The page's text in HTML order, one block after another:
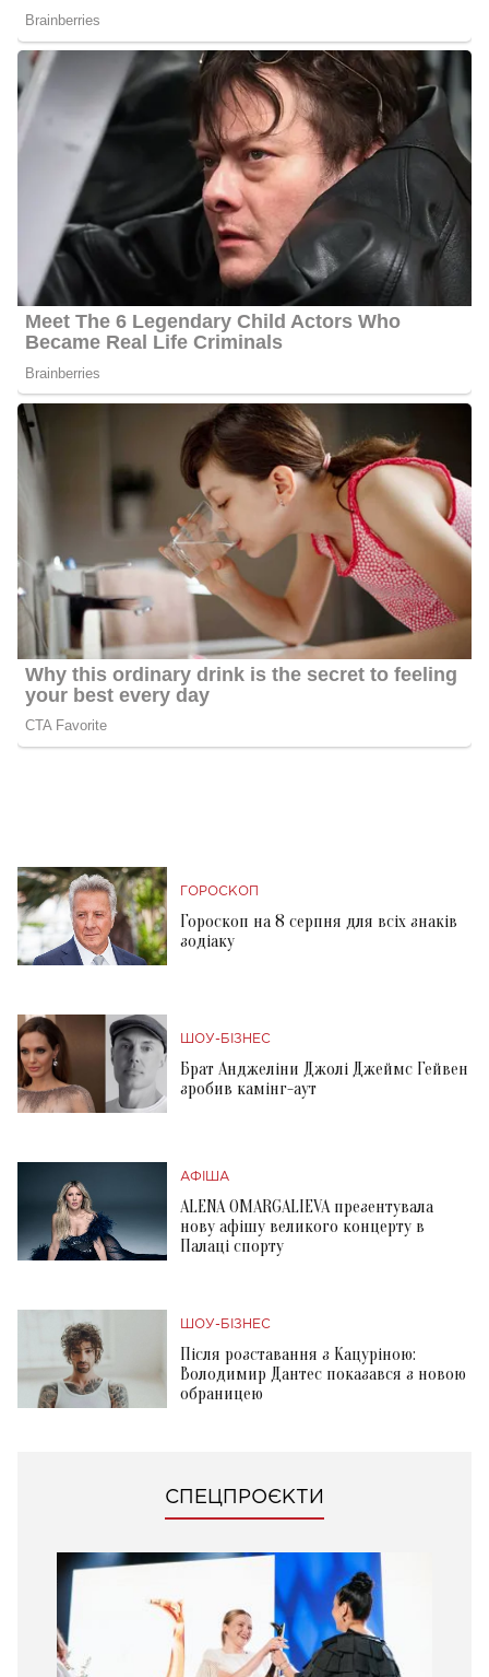
ГОРОСКОП
Гороскоп на 8 серпня для всіх знаків
зодіаку
ШОУ-БІЗНЕС
Брат Анджеліни Джолі Джеймс Гейвен
зробив камінг-аут
АФІША
ALENA OMARGALIEVA презентувала
нову афішу великого концерту в
Палаці спорту
ШОУ-БІЗНЕС
Після розставання з Кацуріною:
Володимир Дантес показався з новою
обраницею
СПЕЦПРОЄКТИ